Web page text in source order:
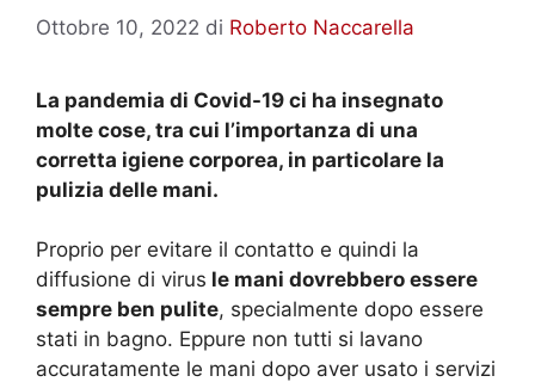
Ottobre 10, 2022 di Roberto Naccarella
La pandemia di Covid-19 ci ha insegnato
molte cose, tra cui l’importanza di una
corretta igiene corporea, in particolare la
pulizia delle mani.
Proprio per evitare il contatto e quindi la
diffusione di virus le mani dovrebbero essere
sempre ben pulite, specialmente dopo essere
stati in bagno. Eppure non tutti si lavano
accuratamente le mani dopo aver usato i servizi